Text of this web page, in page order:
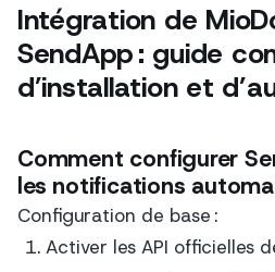
Intégration de
SendApp : guide
d’installation et
Comment configurer
les notifications
Configuration de base :
Activer les API officielles